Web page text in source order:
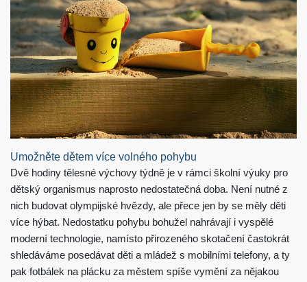
Umožněte dětem více volného pohybu
Dvě hodiny tělesné výchovy týdně je v rámci školní výuky pro
dětský organismus naprosto nedostatečná doba. Není nutné z
nich budovat olympijské hvězdy, ale přece jen by se měly děti
více hýbat. Nedostatku pohybu bohužel nahrávají i vyspělé
moderní technologie, namísto přirozeného skotačení častokrát
shledáváme posedávat děti a mládež s mobilními telefony, a ty
pak fotbálek na plácku za městem spíše vymění za nějakou